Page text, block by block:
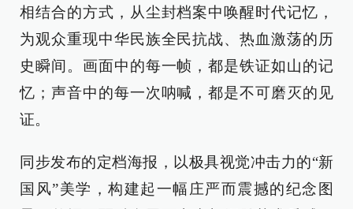
相结合的方式，从尘封档案中唤醒时代记忆，
为观众重现中华民族全民抗战、热血激荡的历
史瞬间。画面中的每一帧，都是铁证如山的记
忆；声音中的每一次呐喊，都是不可磨灭的见
证。
同步发布的定档海报，以极具视觉冲击力的“新
国风”美学，构建起一幅庄严而震撼的纪念图